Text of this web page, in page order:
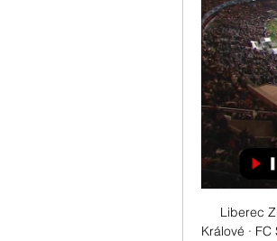
Liberec
Králové ·